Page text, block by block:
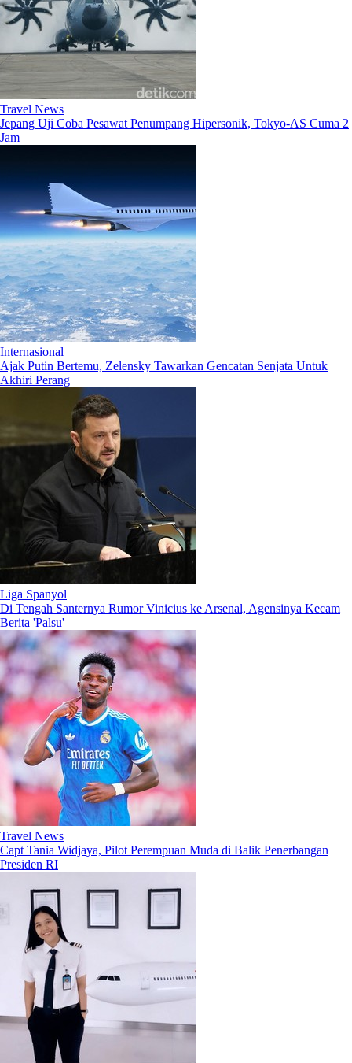
Travel News
Jepang Uji Coba Pesawat Penumpang Hipersonik, Tokyo-AS Cuma 2
Jam
Internasional
Ajak Putin Bertemu, Zelensky Tawarkan Gencatan Senjata Untuk
Akhiri Perang
Liga Spanyol
Di Tengah Santernya Rumor Vinicius ke Arsenal, Agensinya Kecam
Berita 'Palsu'
Travel News
Capt Tania Widjaya, Pilot Perempuan Muda di Balik Penerbangan
Presiden RI